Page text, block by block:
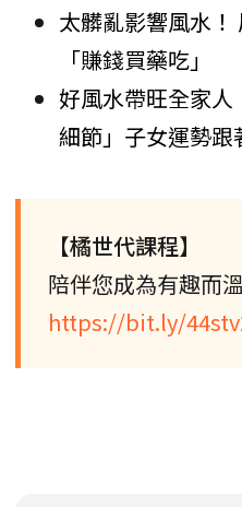
太髒亂影響風水！
「賺錢買藥吃」
好風水帶旺全家
細節」子女運勢跟
【橘世代課程】
陪伴您成為有趣而
https://bit.ly/